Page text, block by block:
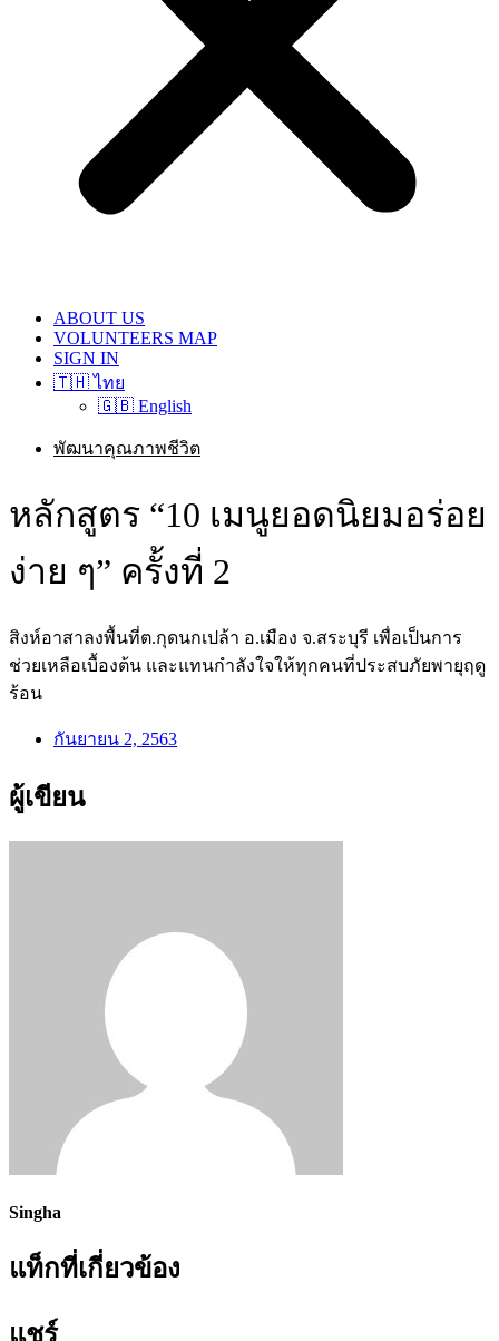
ABOUT US
VOLUNTEERS MAP
SIGN IN
🇹🇭 ไทย
🇬🇧 English
พัฒนาคุณภาพชีวิต
หลักสูตร “10 เมนูยอดนิยมอร่อย
ง่าย ๆ” ครั้งที่ 2
สิงห์อาสาลงพื้นที่ต.กุดนกเปล้า อ.เมือง จ.สระบุรี เพื่อเป็นการ
ช่วยเหลือเบื้องต้น และแทนกำลังใจให้ทุกคนที่ประสบภัยพายุฤดู
ร้อน
กันยายน 2, 2563
ผู้เขียน
Singha
แท็กที่เกี่ยวข้อง
แชร์